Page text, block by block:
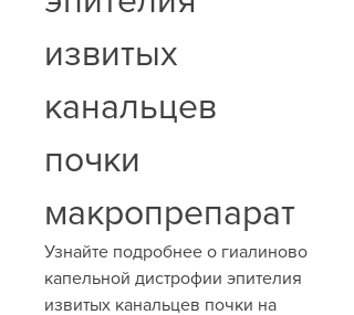
извитых
канальцев
почки
макропрепарат
Узнайте подробнее о гиалиново
капельной дистрофии эпителия
извитых канальцев почки на